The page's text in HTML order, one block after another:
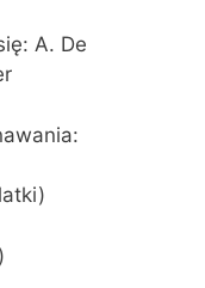
A. De